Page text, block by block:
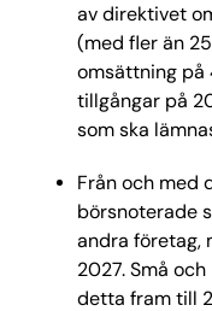
av direktivet
(med fler än
omsättning på
tillgångar på
som ska
Från och med
börsnoterade
andra företag,
2027. Små
detta fram till